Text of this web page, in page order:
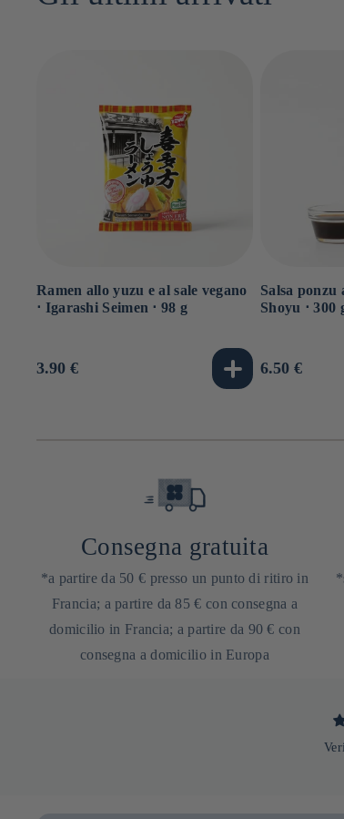
Ramen allo yuzu e al sale vegano
⋅ Igarashi Seimen ⋅ 98 g
Prezzo
3.90 €
Salsa ponzu
Shoyu ⋅ 300
Prezzo
6.50 €
Consegna gratuita
*a partire da 50 € presso un punto di ritiro in
Francia; a partire da 85 € con consegna a
domicilio in Francia; a partire da 90 € con
consegna a domicilio in Europa